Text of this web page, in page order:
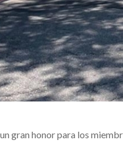
gran honor para los